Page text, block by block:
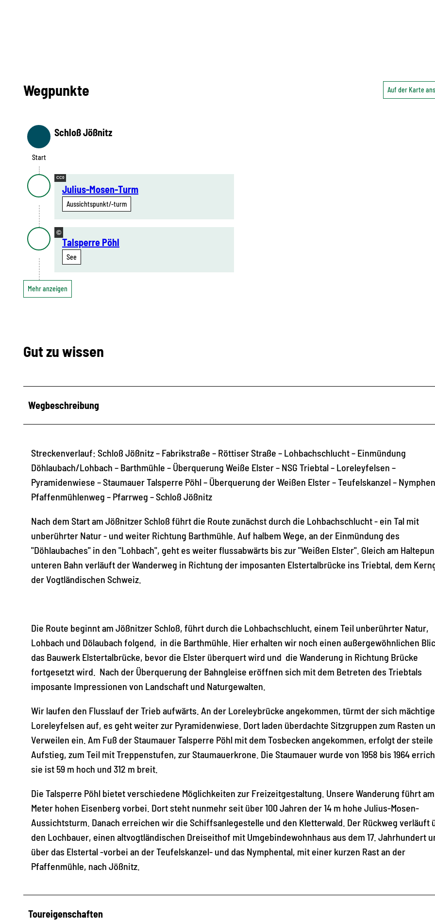
Wegpunkte Auf der Karte
Start
Start
Schloß Jößnitz
CC0
Julius-Mosen-Turm
Aussichtspunkt/-turm
©
Talsperre Pöhl
See
Mehr anzeigen
Gut zu wissen
Wegbeschreibung
Streckenverlauf: Schloß Jößnitz – Fabrikstraße – Röttiser Straße – Lohbachschlucht – Einmündung
Döhlaubach/Lohbach – Barthmühle – Überquerung Weiße Elster – NSG Triebtal – Loreleyfelsen –
Pyramidenwiese – Staumauer Talsperre Pöhl – Überquerung der Weißen Elster – Teufelskanzel –
Pfaffenmühlenweg – Pfarrweg – Schloß Jößnitz
Nach dem Start am Jößnitzer Schloß führt die Route zunächst durch die Lohbachschlucht - ein Tal mit
unberührter Natur - und weiter Richtung Barthmühle. Auf halbem Wege, an der Einmündung des
"Döhlaubaches" in den "Lohbach", geht es weiter flussabwärts bis zur "Weißen Elster". Gleich am
unteren Bahn verläuft der Wanderweg in Richtung der imposanten Elstertalbrücke ins Triebtal, dem
der Vogtländischen Schweiz.
Die Route beginnt am Jößnitzer Schloß, führt durch die Lohbachschlucht, einem Teil unberührter Natur,
Lohbach und Dölaubach folgend, in die Barthmühle. Hier erhalten wir noch einen außergewöhnlichen
das Bauwerk Elstertalbrücke, bevor die Elster überquert wird und die Wanderung in Richtung Brücke
fortgesetzt wird. Nach der Überquerung der Bahngleise eröffnen sich mit dem Betreten des Triebtals
imposante Impressionen von Landschaft und Naturgewalten.
Wir laufen den Flusslauf der Trieb aufwärts. An der Loreleybrücke angekommen, türmt der sich mächtige
Loreleyfelsen auf, es geht weiter zur Pyramidenwiese. Dort laden überdachte Sitzgruppen zum Rasten
Verweilen ein. Am Fuß der Staumauer Talsperre Pöhl mit dem Tosbecken angekommen, erfolgt der steile
Aufstieg, zum Teil mit Treppenstufen, zur Staumauerkrone. Die Staumauer wurde von 1958 bis 1964
sie ist 59 m hoch und 312 m breit.
Die Talsperre Pöhl bietet verschiedene Möglichkeiten zur Freizeitgestaltung. Unsere Wanderung führt
Meter hohen Eisenberg vorbei. Dort steht nunmehr seit über 100 Jahren der 14 m hohe Julius-Mosen-
Aussichtsturm. Danach erreichen wir die Schiffsanlegestelle und den Kletterwald. Der Rückweg verläuft
den Lochbauer, einen altvogtländischen Dreiseithof mit Umgebindewohnhaus aus dem 17. Jahrhundert
über das Elstertal -vorbei an der Teufelskanzel- und das Nymphental, mit einer kurzen Rast an der
Pfaffenmühle, nach Jößnitz.
Toureigenschaften